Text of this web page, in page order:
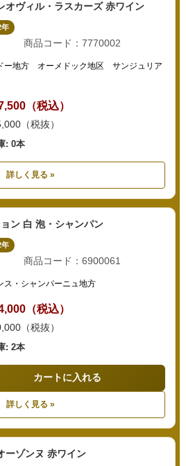
オヴィル・ラスカーズ 赤ワイン
年
商品コード：7770002
ー地方 オーメドック地区 サンジュリア
（税込）
（税抜）
: 0本
詳しく見る »
ン 白 泡・シャンパン
年
商品コード：6900061
ス・シャンパーニュ地方
（税込）
（税抜）
: 2本
カートに入れる
詳しく見る »
ーゾンヌ 赤ワイン